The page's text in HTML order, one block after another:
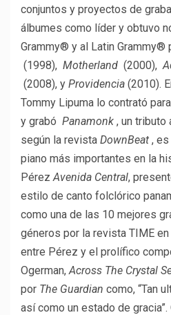
conjuntos y proyectos de
álbumes como líder y obtuvo
Grammy® y al Latin Grammy®
(1998), Motherland (2000),
(2008), y Providencia (2010).
Tommy Lipuma lo contrató
y grabó Panamonk , un tributo
según la revista DownBeat ,
piano más importantes en la
PérezAvenida Central,
estilo de canto folclórico
como una de las 10 mejores
géneros por la revista TIME
entre Pérez y el prolífico
Ogerman,Across The Crystal
por The Guardian como, “Tan
así como un estado de gracia”.